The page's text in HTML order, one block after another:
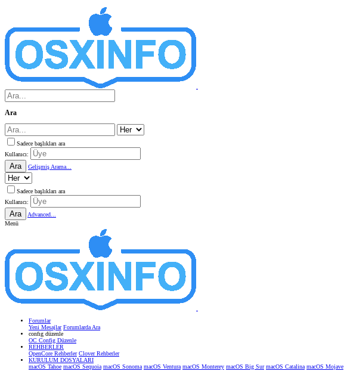
Ara
Sadece başlıkları ara
Kullanıcı:
Ara Gelişmiş Arama...
Sadece başlıkları ara
Kullanıcı:
Ara
Advanced...
Menü
Forumlar
Yeni Mesajlar Forumlarda Ara
confıg düzenle
OC Config Düzenle
REHBERLER
OpenCore Rehberler Clover Rehberler
KURULUM DOSYALARI
macOS Tahoe macOS Sequoia macOS Sonoma macOS Ventura macOS Monterey macOS Big Sur macOS Catalina macOS Mojave